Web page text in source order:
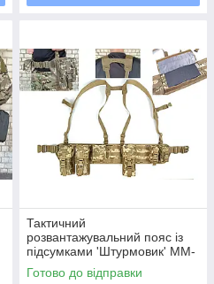
Тактичний
розвантажувальний пояс із
підсумками 'Штурмовик' MM-
14 — камуфляж піксель ЗСУ
Готово до відправки